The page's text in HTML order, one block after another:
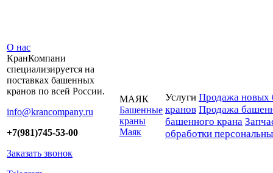
О нас
КранКомпани
специализируется на
поставках башенных
кранов по всей России.
info@krancompany.ru
+7(981)745-53-00
Заказать звонок
МАЯК
Башенные
краны
Маяк
Услуги Продажа новых
кранов Продажа
башенного крана
обработки